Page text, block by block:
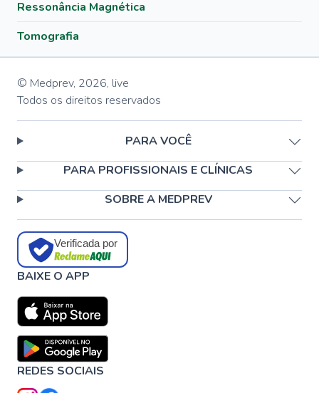
Ressonância Magnética
Tomografia
© Medprev, 2026, live
Todos os direitos reservados
PARA VOCÊ
PARA PROFISSIONAIS E CLÍNICAS
SOBRE A MEDPREV
Verificada por
BAIXE O APP
REDES SOCIAIS